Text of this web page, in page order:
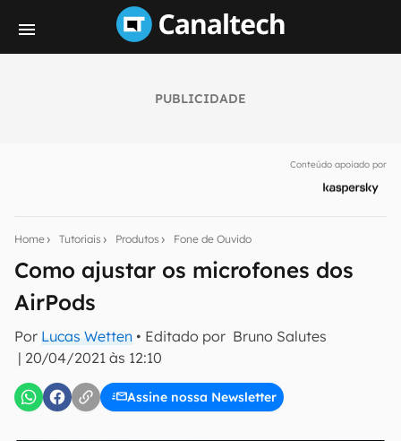
PUBLICIDADE
Conteúdo apoiado por
Home Tutoriais Produtos Fone de Ouvido
Como ajustar os microfones dos
AirPods
Por Lucas Wetten • Editado por Bruno Salutes
| 20/04/2021 às 12:10
Assine nossa Newsletter
notícias e reviews sobre tecnologia em primeira
Confirmo que li, aceito e concordo com os